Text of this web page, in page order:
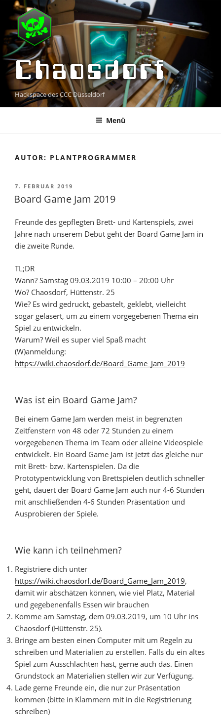
Zum
Inhalt
springen
Chaosdorf
Hackspace des CCC Düsseldorf
Menü
AUTOR: PLANTPROGRAMMER
VERÖFFENTLICHT
AM
7. FEBRUAR 2019
Board Game Jam 2019
Freunde des gepflegten Brett- und Kartenspiels, zwei
Jahre nach unserem Debüt geht der Board Game Jam in
die zweite Runde.
TL;DR
Wann? Samstag 09.03.2019 10:00 – 20:00 Uhr
Wo? Chaosdorf, Hüttenstr. 25
Wie? Es wird gedruckt, gebastelt, geklebt, vielleicht
sogar gelasert, um zu einem vorgegebenen Thema ein
Spiel zu entwickeln.
Warum? Weil es super viel Spaß macht
(W)anmeldung:
https://wiki.chaosdorf.de/Board_Game_Jam_2019
Was ist ein Board Game Jam?
Bei einem Game Jam werden meist in begrenzten
Zeitfenstern von 48 oder 72 Stunden zu einem
vorgegebenen Thema im Team oder alleine Videospiele
entwickelt. Ein Board Game Jam ist jetzt das gleiche nur
mit Brett- bzw. Kartenspielen. Da die
Prototypentwicklung von Brettspielen deutlich schneller
geht, dauert der Board Game Jam auch nur 4-6 Stunden
mit anschließenden 4-6 Stunden Präsentation und
Ausprobieren der Spiele.
Wie kann ich teilnehmen?
Registriere dich unter
https://wiki.chaosdorf.de/Board_Game_Jam_2019,
damit wir abschätzen können, wie viel Platz, Material
und gegebenenfalls Essen wir brauchen
Komme am Samstag, dem 09.03.2019, um 10 Uhr ins
Chaosdorf (Hüttenstr. 25).
Bringe am besten einen Computer mit um Regeln zu
schreiben und Materialien zu erstellen. Falls du ein altes
Spiel zum Ausschlachten hast, gerne auch das. Einen
Grundstock an Materialien stellen wir zur Verfügung.
Lade gerne Freunde ein, die nur zur Präsentation
kommen (bitte in Klammern mit in die Registrierung
schreiben)